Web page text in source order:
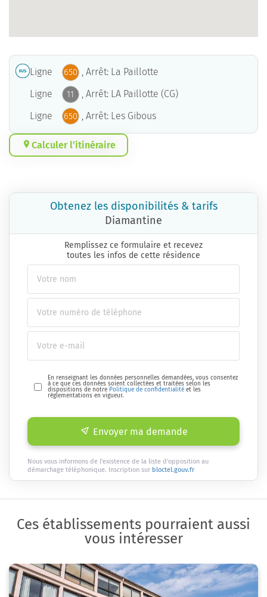
Ligne 650 , Arrêt: La Paillotte
Ligne
11
, Arrêt: LA Paillotte (CG)
Ligne
650 , Arrêt: Les Gibous
Calculer l’itinéraire
Obtenez les disponibilités & tarifs
Diamantine
Remplissez ce formulaire et recevez
toutes les infos de cette résidence
En renseignant les données personnelles demandées, vous consentez
à ce que ces données soient collectées et traitées selon les
dispositions de notre Politique de confidentialité et les
réglementations en vigueur.
Envoyer ma demande
Nous vous informons de l'existence de la liste d'opposition au
démarchage téléphonique. Inscription sur bloctel.gouv.fr
Ces établissements pourraient aussi
vous intéresser